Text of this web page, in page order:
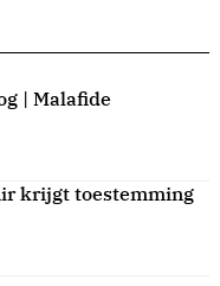
| Malafide
krijgt toestemming